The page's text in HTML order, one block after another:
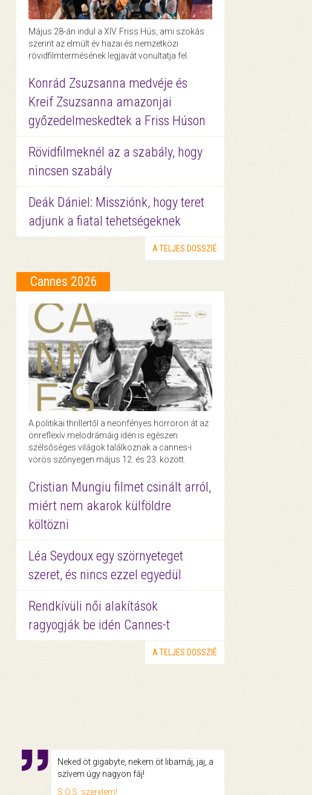
Május 28-án indul a XIV. Friss Hús, ami szokás
szerint az elmúlt év hazai és nemzetközi
rövidfilmtermésének legjavát vonultatja fel.
Konrád Zsuzsanna medvéje és
Kreif Zsuzsanna amazonjai
győzedelmeskedtek a Friss Húson
Rövidfilmeknél az a szabály, hogy
nincsen szabály
Deák Dániel: Missziónk, hogy teret
adjunk a fiatal tehetségeknek
A TELJES DOSSZIÉ
Cannes 2026
A politikai thrillertől a neonfényes horroron át az
önreflexív melodrámáig idén is egészen
szélsőséges világok találkoznak a cannes-i
vörös szőnyegen május 12. és 23. között.
Cristian Mungiu filmet csinált arról,
miért nem akarok külföldre
költözni
Léa Seydoux egy szörnyeteget
szeret, és nincs ezzel egyedül
Rendkívüli női alakítások
ragyogják be idén Cannes-t
A TELJES DOSSZIÉ
Neked öt gigabyte, nekem öt libamáj, jaj, a
szívem úgy nagyon fáj!
S.O.S. szerelem!